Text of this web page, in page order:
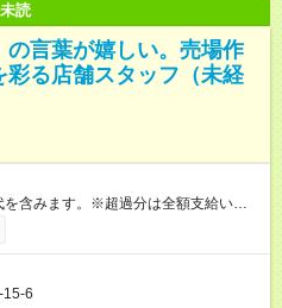
未読
の言葉が嬉しい。売場作
彩る店舗スタッフ（未経
含みます。※超過分は全額支給いたし
円 以上／月 みなし残業時間 18.34
準備早出手当（固定残業代）１８．３
です。
15-6